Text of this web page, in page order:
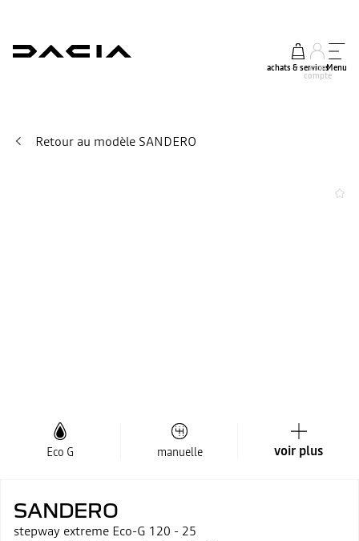
achats & services
mon
compte
Menu
Retour au modèle SANDERO
Eco G manuelle voir plus
SANDERO
stepway extreme Eco-G 120 - 25